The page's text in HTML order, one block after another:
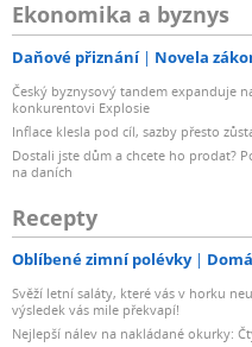
Ekonomika a byznys
Daňové přiznání Novela
Český byznysový tandem expanduje
konkurentovi Explosie
Inflace klesla pod cíl, sazby přesto
Dostali jste dům a chcete ho prodat?
na daních
Recepty
Oblíbené zimní polévky
Svěží letní saláty, které vás v horku
výsledek vás mile překvapí!
Nejlepší nálev na nakládané okurky: